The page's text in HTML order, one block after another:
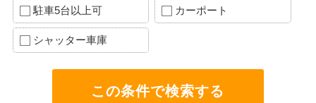
駐車5台以上可 カーポート
シャッター車庫